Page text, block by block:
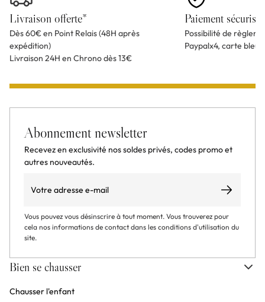
Livraison offerte*
Dès 60€ en Point Relais (48H après
expédition)
Livraison 24H en Chrono dès 13€
Paiement sécurisé
Possibilité de
Paypalx4, carte
Abonnement newsletter
Recevez en exclusivité nos soldes privés, codes promo et
autres nouveautés.
S’abonner
Vous pouvez vous désinscrire à tout moment. Vous trouverez pour
cela nos informations de contact dans les conditions d'utilisation du
site.
Bien se chausser
Chausser l'enfant